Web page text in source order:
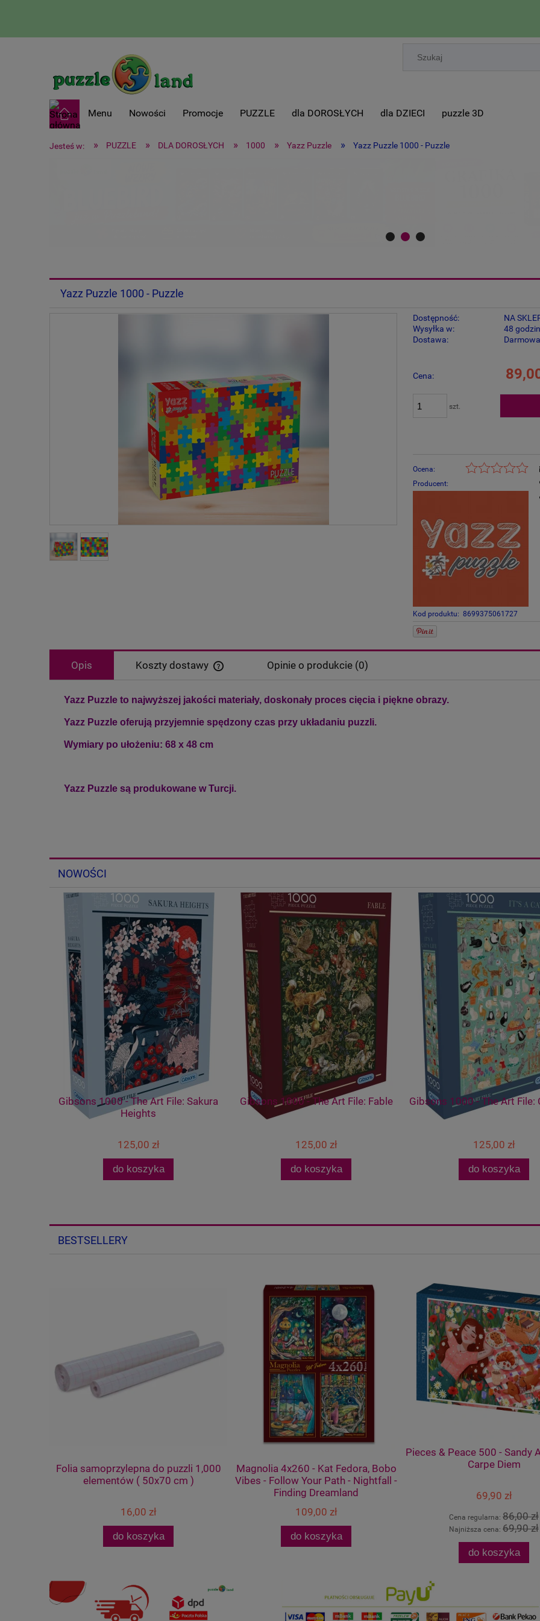
Menu Nowości Promocje PUZZLE dla DOROSŁYCH dla DZIECI puzzle 3D
Jesteś w: » PUZZLE » DLA DOROSŁYCH » 1000 » Yazz Puzzle » Yazz Puzzle 1000 - Puzzle
Yazz Puzzle 1000 - Puzzle
Dostępność:
NA
Wysyłka w:
48
Dostawa:
Cena nie zawiera ewentualnych kosztów
płatnościCena:
szt.
Ocena:
Producent:
Kod produktu: 8699375061727
Opis Koszty dostawy
Cena nie zawiera ewentualnych kosztów
Opinie o produkcie (0)
Yazz Puzzle to najwyższej jakości materiały, doskonały proces cięcia i piękne obrazy.
Yazz Puzzle oferują przyjemnie spędzony czas przy układaniu puzzli.
Wymiary po ułożeniu: 68 x 48 cm
Yazz Puzzle są produkowane w Turcji.
NOWOŚCI
Gibsons 1000 - The Art File: Sakura
Heights
125,00 zł
do koszyka
Gibsons 1000 - The Art File: Fable
125,00 zł
do koszyka
Gibsons 1000 - The Art File:
125,00 zł
do koszyka
BESTSELLERY
Folia samoprzylepna do puzzli 1,000
elementów ( 50x70 cm )
16,00 zł
do koszyka
Magnolia 4x260 - Kat Fedora, Bobo
Vibes - Follow Your Path - Nightfall -
Finding Dreamland
109,00 zł
do koszyka
Pieces & Peace 500 - Sandy
Carpe Diem
69,90 zł
Cena regularna: 86,00 zł
Najniższa cena: 69,90 zł
do koszyka